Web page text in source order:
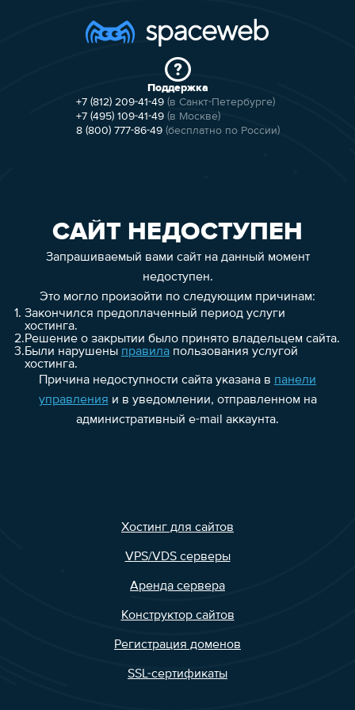
Поддержка
+7 (812) 209-41-49 (в Санкт-Петербурге)
+7 (495) 109-41-49 (в Москве)
8 (800) 777-86-49 (бесплатно по России)
САЙТ НЕДОСТУПЕН
Запрашиваемый вами сайт на данный момент
недоступен.
Это могло произойти по следующим причинам:
1. Закончился предоплаченный период услуги
хостинга.
2.Решение о закрытии было принято владельцем сайта.
3.Были нарушены правилапользования услугой
хостинга.
Причина недоступности сайта указана в панели
управления и в уведомлении, отправленном на
административный e-mail аккаунта.
Хостинг для сайтов
VPS/VDS серверы
Аренда сервера
Конструктор сайтов
Регистрация доменов
SSL-сертификаты